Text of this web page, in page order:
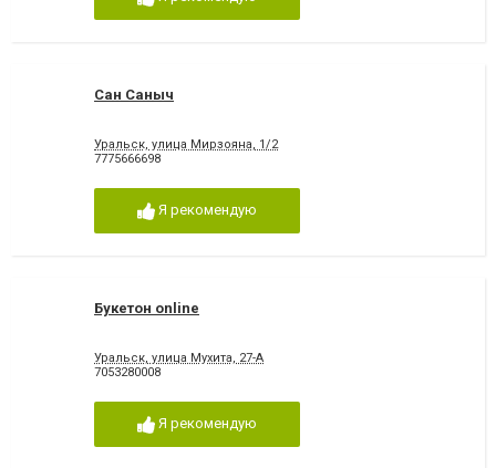
Сан Саныч
Уральск, улица Мирзояна, 1/2
7775666698
Я рекомендую
Букетон online
Уральск, улица Мухита, 27-А
7053280008
Я рекомендую